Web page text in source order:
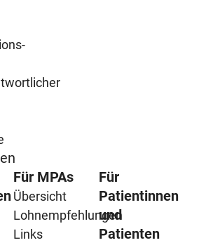
Für MPAs
Übersicht
Lohnempfehlungen
Links
Für
Patientinnen
und
Patienten